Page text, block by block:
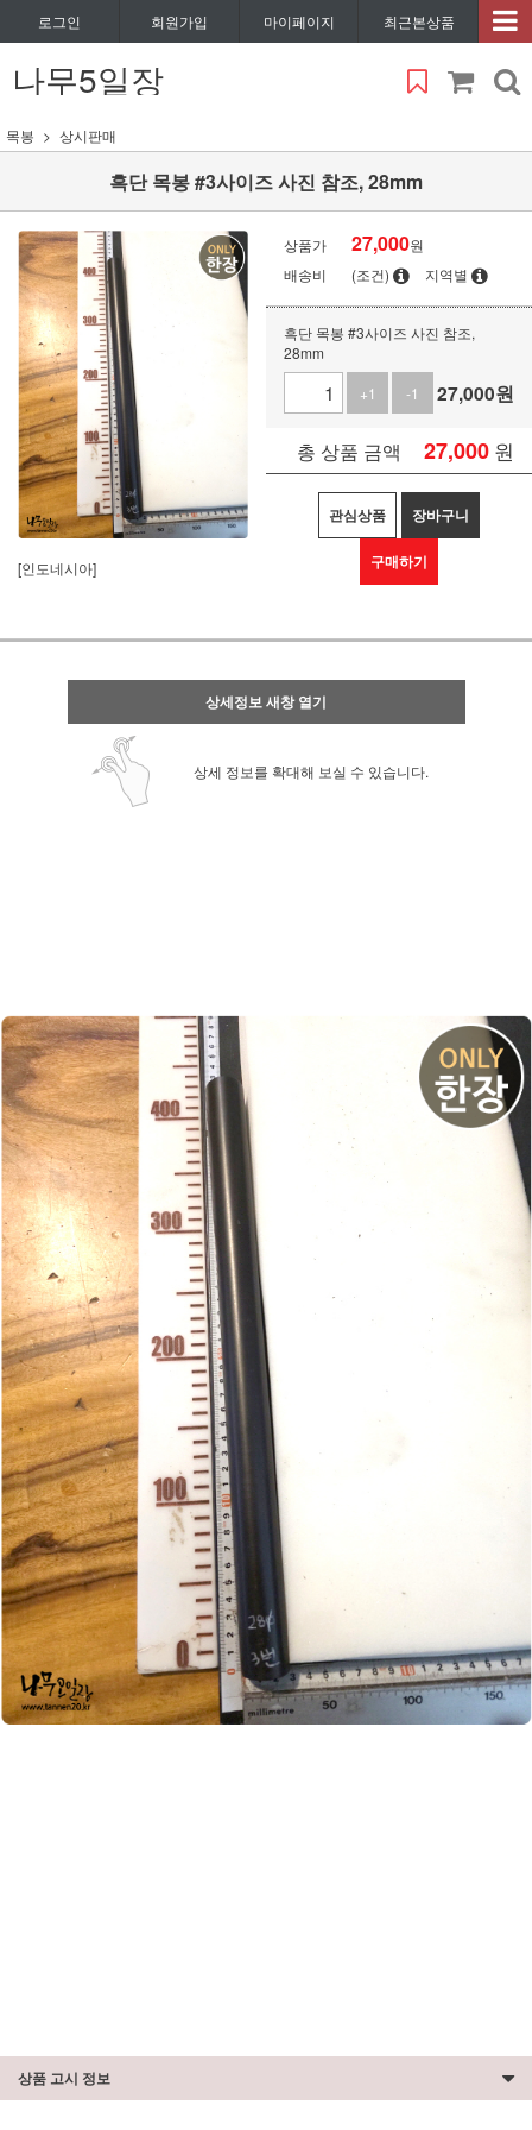
로그인 회원가입 마이페이지 최근본상품
나무5일장
목봉 상시판매
흑단 목봉 #3사이즈 사진 참조, 28mm
[인도네시아]
상품가 27,000원
배송비
(조건) 지역별
흑단 목봉 #3사이즈 사진 참조,
28mm
+1
-1 27,000원
총 상품 금액 27,000 원
관심상품 장바구니
구매하기
상세정보 새창 열기
상세 정보를 확대해 보실 수 있습니다.
상품 고시 정보